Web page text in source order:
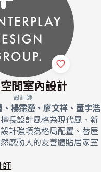
間室內設計
設計師
楊霈瀅、廖文祥、董宇浩
長設計風格為現代風、新
計強項為格局配置、替屋
感動人的友善體貼居家室
師